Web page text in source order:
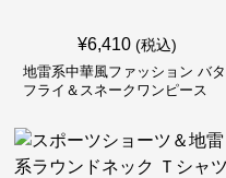
¥6,410 (税込)
地雷系中華風ファッション バタ
フライ＆スネークワンピース